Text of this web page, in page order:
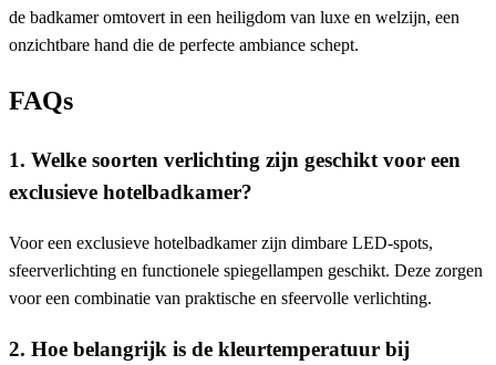
de badkamer omtovert in een heiligdom van luxe en welzijn, een
onzichtbare hand die de perfecte ambiance schept.
FAQs
1. Welke soorten verlichting zijn geschikt voor een
exclusieve hotelbadkamer?
Voor een exclusieve hotelbadkamer zijn dimbare LED-spots,
sfeerverlichting en functionele spiegellampen geschikt. Deze zorgen
voor een combinatie van praktische en sfeervolle verlichting.
2. Hoe belangrijk is de kleurtemperatuur bij